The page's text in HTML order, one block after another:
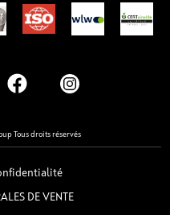
Tous droits réservés
DE VENTE